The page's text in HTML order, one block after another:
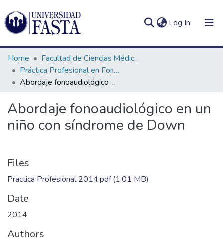
Log In (current)
Communities
&
Collections
In(current)
Home
Facultad de Ciencias Médicas
Práctica Profesional en Fonoaudiología
Abordaje fonoaudiológico en un niño con síndrome de Down
Abordaje fonoaudiológico en un
niño con síndrome de Down
Files
Practica Profesional 2014.pdf(1.01 MB)
Date
2014
Authors